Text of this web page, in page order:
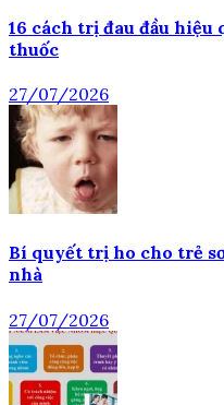
16 cách trị đau đầu
thuốc
27/07/2026
Bí quyết trị ho cho trẻ
nhà
27/07/2026